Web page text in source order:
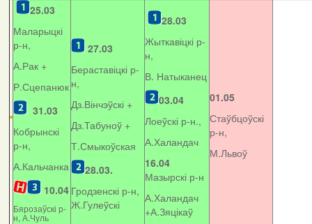
25.03
Маларыцкі
р-н,
А.Рак +
Р.Сцепанюк
31.03
Кобрынскі
р-н,
А.Кальчанка
10.04
Бярозаўскі р-
н, А.Чуль
27.03
Бераставіцкі р-
н,
Дз.Вінчэўскі +
Дз.Табуноў +
Т.Смыкоўская
28.03.
Гродзенскі р-н,
Ж.Гулеўскі
28.03
Жыткавіцкі р-
н,
В. Натыканец
03.04
Лоеўскі р-н.,
А.Халандач
16.04
Мазырскі р-н
А.Халандач
+А.Зяцікаў
01.05
Стаўбцоўскі
р-н,
М.Львоў